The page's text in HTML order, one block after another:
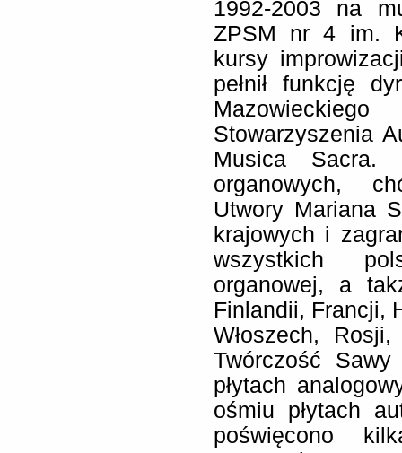
1992-2003 na
ZPSM nr 4 im.
kursy
pełnił funkcję
Stowarzyszenia
Musica Sacra.
organowych,
Utwory Mariana
krajowych i
wszystkich
organowej, a
Finlandii, Francji,
Włoszech,
Twórczość
płytach
ośmiu płytach
poświęcono